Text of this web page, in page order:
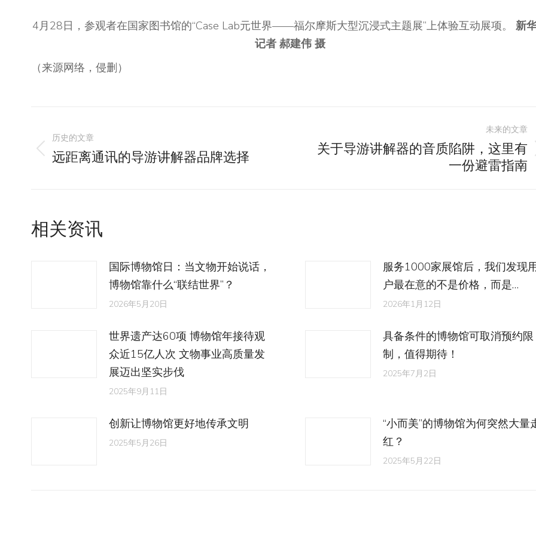
4月28日，参观者在国家图书馆的“Case Lab元世界——福尔摩斯大型沉浸式主题展”上体验互动展项。
新
记者 郝建伟 摄
（来源网络，侵删）
章
航
历史的文章
历
章：
远距离通讯的导游讲解器品牌选择
未来的文章
未关于导游讲解器的音质陷阱，这里有
一份避雷指南
相关资讯
国际博物馆日：当文物开始说话，
博物馆靠什么“联结世界”？
2026年5月20日
服务1000家展馆后，我们发现
户最在意的不是价格，而是…
2026年1月12日
世界遗产达60项 博物馆年接待观
众近15亿人次 文物事业高质量发
展迈出坚实步伐
2025年9月11日
具备条件的博物馆可取消预约限
制，值得期待！
2025年7月2日
创新让博物馆更好地传承文明
2025年5月26日
“小而美”的博物馆为何突然大量
红？
2025年5月22日